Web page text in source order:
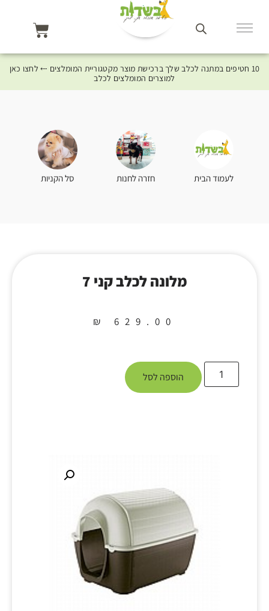
10 חטיפים במתנה לכלב שלך ברכישת מוצר מקטגוריית המומלצים ⤎ לחצו כאן
למוצרים המומלצים לכלב
לעמוד הבית חזרה לחנות סל הקניות
מלונה לכלב קני 7
₪ 629.00
הוספה לסל